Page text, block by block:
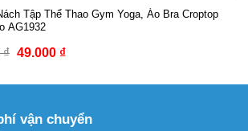
là:
tại
39.000 ₫.
Tập Thể Thao Gym Yoga, Áo Bra Croptop
AG1932
₫ Giá
là:
49.000 ₫Giá
tại
49.000 ₫.
vận chuyển